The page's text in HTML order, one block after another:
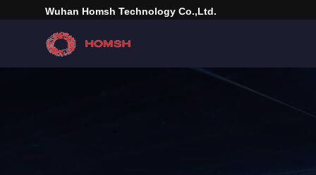
Wuhan Homsh Technology Co.,Ltd.